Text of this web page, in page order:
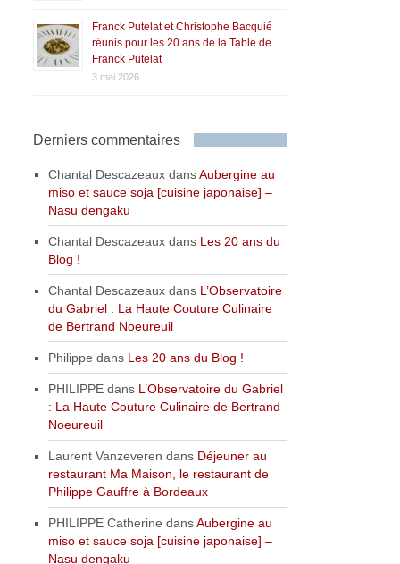
Franck Putelat et Christophe Bacquié
réunis pour les 20 ans de la Table de
Franck Putelat
3 mai 2026
Derniers commentaires
Chantal Descazeaux dansAubergine au
miso et sauce soja [cuisine japonaise] –
Nasu dengaku
Chantal Descazeaux dans Les 20 ans du
Blog !
Chantal Descazeaux dans L’Observatoire
du Gabriel : La Haute Couture Culinaire
de Bertrand Noeureuil
Philippe dans Les 20 ans du Blog !
PHILIPPE dans L’Observatoire du Gabriel
: La Haute Couture Culinaire de Bertrand
Noeureuil
Laurent Vanzeveren dans Déjeuner au
restaurant Ma Maison, le restaurant de
Philippe Gauffre à Bordeaux
PHILIPPE Catherine dansAubergine au
miso et sauce soja [cuisine japonaise] –
Nasu dengaku